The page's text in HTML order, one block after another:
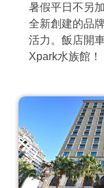
商家合作
討論區
聯絡我們
暑假平日不另
全新創建的品
活力。飯店開
Xpark水族館！